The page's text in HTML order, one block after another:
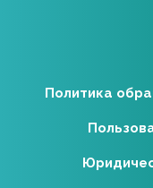
Политика